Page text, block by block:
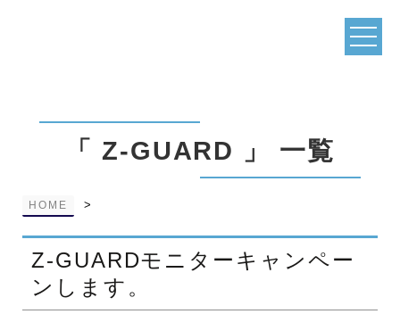
「 Z-GUARD 」 一覧
HOME >
Z‐GUARDモニターキャンペー
ンします。